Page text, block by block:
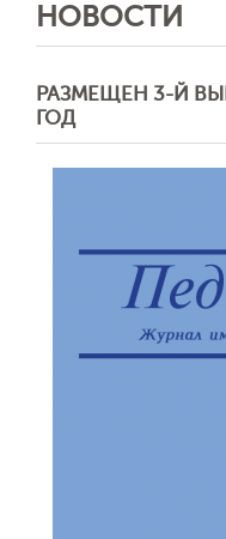
НОВОСТИ
РАЗМЕЩЕН 3-Й
ГОД